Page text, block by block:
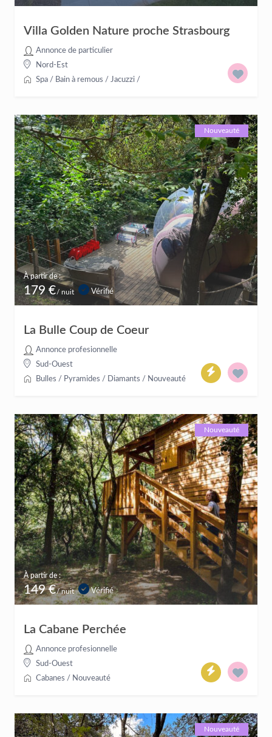
Villa Golden Nature proche Strasbourg
Annonce de particulier
Nord-Est
Spa / Bain à remous / Jacuzzi /
À partir de :
179 €/ nuit
Nouveauté
Vérifié
La Bulle Coup de Coeur
Annonce profesionnelle
Sud-Ouest
Bulles / Pyramides / Diamants / Nouveauté
À partir de :
149 €/ nuit
Nouveauté
Vérifié
La Cabane Perchée
Annonce profesionnelle
Sud-Ouest
Cabanes / Nouveauté
Nouveauté